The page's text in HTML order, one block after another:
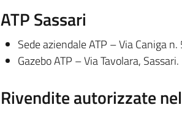
ATP Sassari
Sede aziendale ATP – Via Caniga n.
Gazebo ATP – Via Tavolara, Sassari.
Rivendite autorizzate